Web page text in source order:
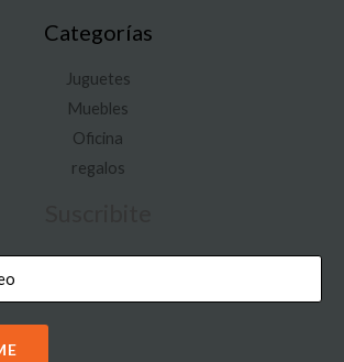
Categorías
Juguetes
Muebles
Oficina
regalos